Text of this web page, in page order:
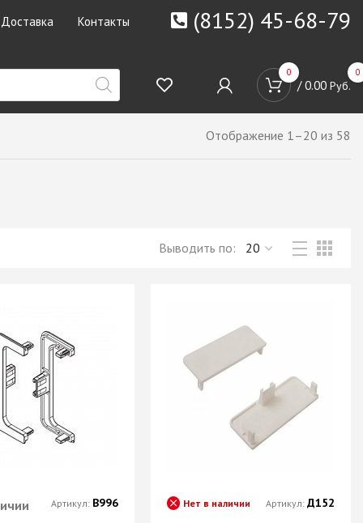
Доставка Контакты (8152) 45-68-79
Новое поступление товаров
в категории “Листовые материалы”
КУПИТЬ
0 0
/ 0.00 Руб.
Отображение 1–20 из 58
Выводить по:
Артикул: В996 Нет в наличии Артикул: Д152